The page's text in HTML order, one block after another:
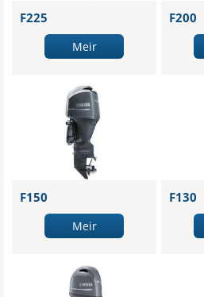
F225
Meir
F200
F150
Meir
F130